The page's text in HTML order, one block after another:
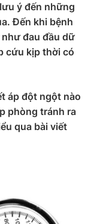
ý đến những
Đến khi bệnh
đau đầu dữ
cứu kịp thời có
áp đột ngột nào
phòng tránh ra
qua bài viết